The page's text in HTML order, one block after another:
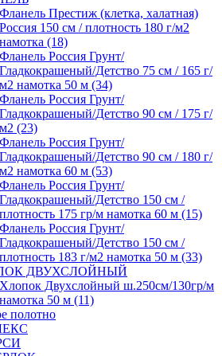
Фланель Престиж (клетка, халатная)
Россия 150 см / плотность 180 г/м2
намотка (18)
Фланель Россия Грунт/
Гладкокрашеный/Детство 75 см / 165 г/
м2 намотка 50 м (34)
Фланель Россия Грунт/
Гладкокрашеный/Детство 90 см / 175 г/
м2 (23)
Фланель Россия Грунт/
Гладкокрашеный/Детство 90 см / 180 г/
м2 намотка 60 м (53)
Фланель Россия Грунт/
Гладкокрашеный/Детство 150 см /
плотность 175 гр/м намотка 60 м (15)
Фланель Россия Грунт/
Гладкокрашеный/Детство 150 см /
плотность 183 г/м2 намотка 50 м (33)
ДВУХСЛОЙНЫЙ
Хлопок Двухслойный ш.250см/130гр/м
намотка 50 м (11)
полотно